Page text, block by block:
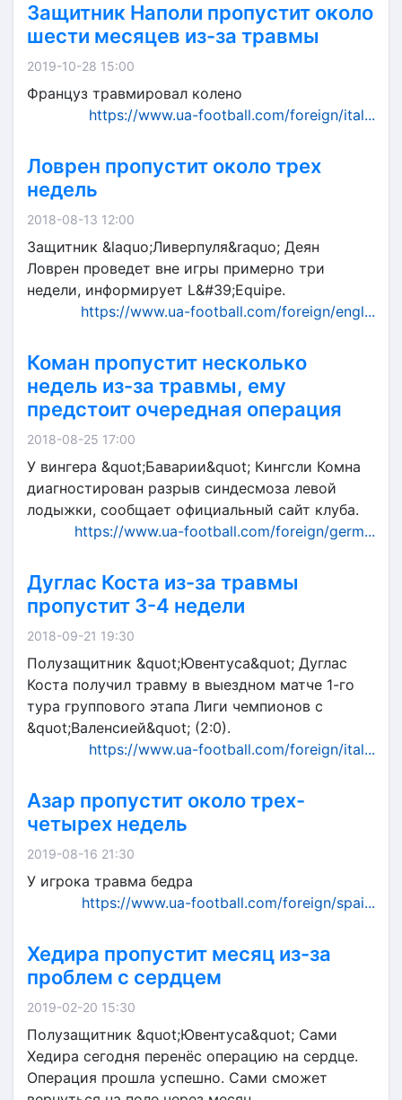
Защитник Наполи пропустит около
шести месяцев из-за травмы
2019-10-28 15:00
Француз травмировал колено
https://www.ua-football.com/foreign/ital...
Ловрен пропустит около трех
недель
2018-08-13 12:00
Защитник &laquo;Ливерпуля&raquo; Деян
Ловрен проведет вне игры примерно три
недели, информирует L&#39;Equipe.
https://www.ua-football.com/foreign/engl...
Коман пропустит несколько
недель из-за травмы, ему
предстоит очередная операция
2018-08-25 17:00
У вингера &quot;Баварии&quot; Кингсли Комна
диагностирован разрыв синдесмоза левой
лодыжки, сообщает официальный сайт клуба.
https://www.ua-football.com/foreign/germ...
Дуглас Коста из-за травмы
пропустит 3-4 недели
2018-09-21 19:30
Полузащитник &quot;Ювентуса&quot; Дуглас
Коста получил травму в выездном матче 1-го
тура группового этапа Лиги чемпионов с
&quot;Валенсией&quot; (2:0).
https://www.ua-football.com/foreign/ital...
Азар пропустит около трех-
четырех недель
2019-08-16 21:30
У игрока травма бедра
https://www.ua-football.com/foreign/spai...
Хедира пропустит месяц из-за
проблем с сердцем
2019-02-20 15:30
Полузащитник &quot;Ювентуса&quot; Сами
Хедира сегодня перенёс операцию на сердце.
Операция прошла успешно. Сами сможет